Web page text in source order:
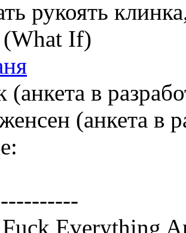
рукоять
(What If)
(анкета в
(анкета в
Everything